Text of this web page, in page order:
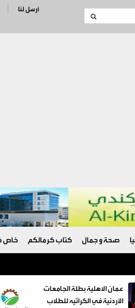
أرسل لنا
صحة و جمال كتاب كرمالكم خاص
عمان الاهلية بطلة الجامعات
الأردنية في الكراتيه للطلاب